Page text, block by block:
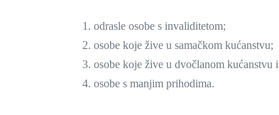
odrasle osobe s invaliditetom;
osobe koje žive u samačkom kućanstvu;
osobe koje žive u dvočlanom kućanstvu i
osobe s manjim prihodima.